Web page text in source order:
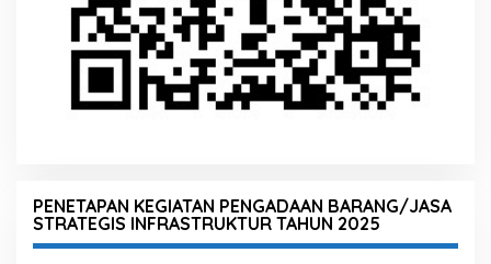
PENETAPAN KEGIATAN PENGADAAN BARANG/JASA
STRATEGIS INFRASTRUKTUR TAHUN 2025